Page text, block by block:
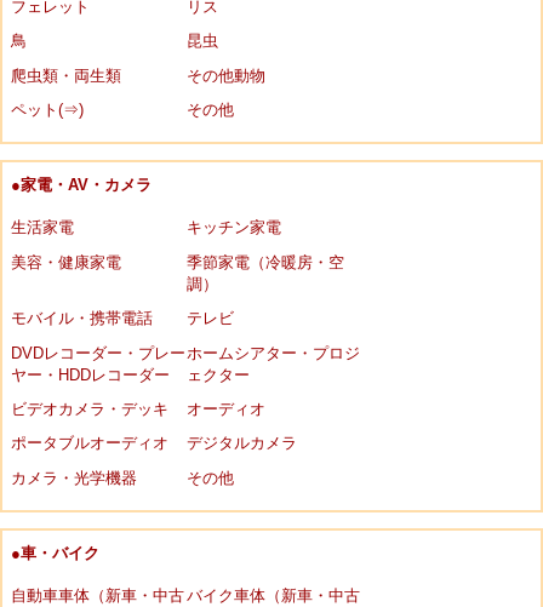
フェレット
リス
鳥
昆虫
爬虫類・両生類
その他動物
ペット(⇒)
その他
●家電・AV・カメラ
生活家電
キッチン家電
美容・健康家電
季節家電（冷暖房・空
調）
モバイル・携帯電話
テレビ
DVDレコーダー・プレー
ヤー・HDDレコーダー
ホームシアター・プロジ
ェクター
ビデオカメラ・デッキ
オーディオ
ポータブルオーディオ
デジタルカメラ
カメラ・光学機器
その他
●車・バイク
自動車車体（新車・中古バイク車体（新車・中古